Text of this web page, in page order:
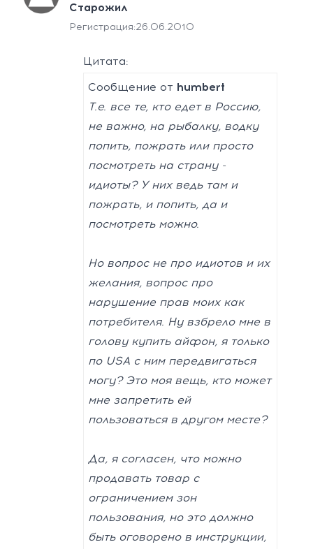
Старожил
Регистрация:26.06.2010
Цитата:
Сообщение от humbert
Т.е. все те, кто едет в Россию,
не важно, на рыбалку, водку
попить, пожрать или просто
посмотреть на страну -
идиоты? У них ведь там и
пожрать, и попить, да и
посмотреть можно.
Но вопрос не про идиотов и их
желания, вопрос про
нарушение прав моих как
потребителя. Ну взбрело мне в
голову купить айфон, я только
по USA с ним передвигаться
могу? Это моя вещь, кто может
мне запретить ей
пользоваться в другом месте?
Да, я согласен, что можно
продавать товар с
ограничением зон
пользования, но это должно
быть оговорено в инструкции,